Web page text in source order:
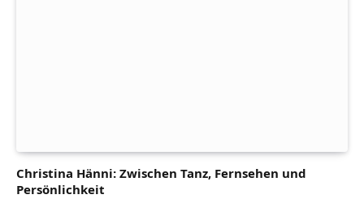
Christina Hänni: Zwischen Tanz, Fernsehen und
Persönlichkeit